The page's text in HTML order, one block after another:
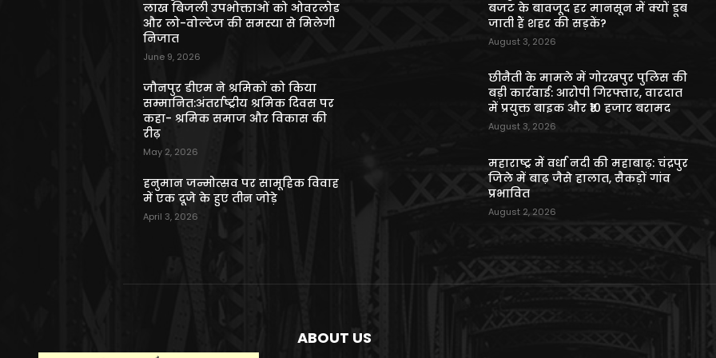
लाख बिजली उपभोक्ताओं को ओवरलोड
और लो-वोल्टेज की समस्या से मिलेगी
निजात
June 9, 2026
जौनपुर डीएम ने श्रमिकों को किया
सम्मानित:अंतर्राष्ट्रीय श्रमिक दिवस पर
कहा- श्रमिक समाज और विकास की
रीढ़
May 2, 2026
हनुमान जन्मोत्सव पर सामूहिक विवाह
में एक दूजे के हुए तीन जोड़े
April 3, 2026
बजट के बावजूद हर मानसून में क्यों डूब
जाती हैं शहर की सड़कें?
August 3, 2026
छीनैती के मामले में गोरखपुर पुलिस की
बड़ी कार्रवाई: आरोपी गिरफ्तार, वारदात
में प्रयुक्त बाइक और ₹10 हजार बरामद
August 3, 2026
महाराष्ट्र में वर्धा नदी की महाबाढ़: चंद्रपुर
जिले में बाढ़ जैसे हालात, सैकड़ों गांव
प्रभावित
August 2, 2026
ABOUT US